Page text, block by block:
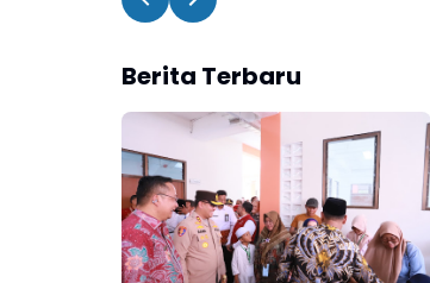
Berita Terbaru